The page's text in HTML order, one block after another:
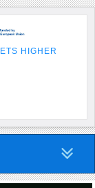
HIGHER